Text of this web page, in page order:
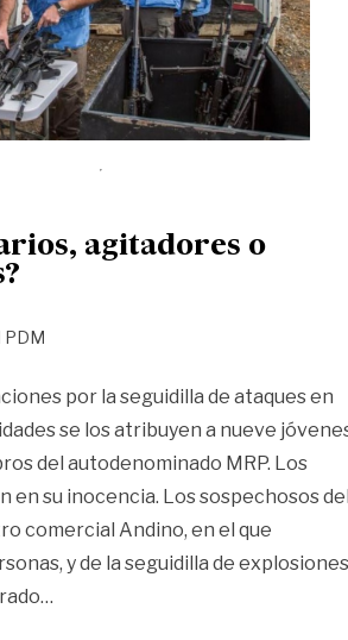
agitadores o
PDM
por la seguidilla de ataques en
se los atribuyen a nueve
del autodenominado MRP. Los
en su inocencia. Los sospechosos
comercial Andino, en el que
y de la seguidilla de explosiones
…